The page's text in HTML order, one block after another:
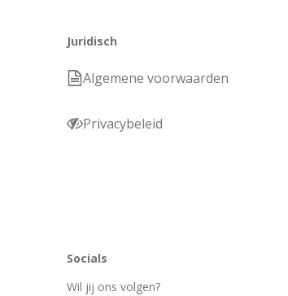
Juridisch
Algemene voorwaarden
Privacybeleid
Socials
Wil jij ons volgen?